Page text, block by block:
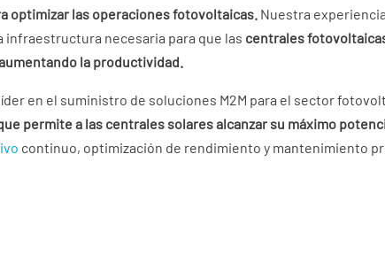
optimizar las operaciones fotovoltaicas. Nuestra
infraestructura necesaria para que las centrales
la productividad.
en el suministro de soluciones M2M para el sector
permite a las centrales solares alcanzar su máximo
continuo, optimización de rendimiento y mantenimiento